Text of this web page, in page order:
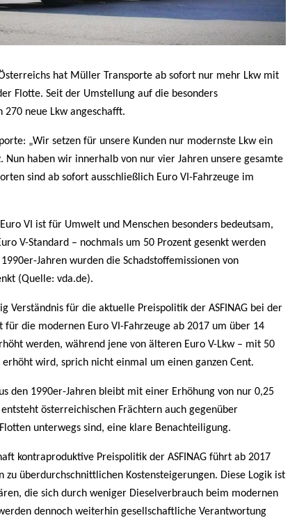
hat Müller Transporte ab sofort nur mehr Lkw mit
Flotte. Seit der Umstellung auf die besonders
neue Lkw angeschafft.
„Wir setzen für unsere Kunden nur modernste Lkw ein
haben wir innerhalb von nur vier Jahren unsere gesamte
sind ab sofort ausschließlich Euro VI-Fahrzeuge im
VI ist für Umwelt und Menschen besonders bedeutsam,
V-Standard – nochmals um 50 Prozent gesenkt werden
Jahren wurden die Schadstoffemissionen von
(Quelle: vda.de).
Verständnis für die aktuelle Preispolitik der ASFINAG bei der
die modernen Euro VI-Fahrzeuge ab 2017 um über 14
werden, während jene von älteren Euro V-Lkw – mit 50
wird, sprich nicht einmal um einen ganzen Cent.
den 1990er-Jahren bleibt mit einer Erhöhung von nur 0,25
österreichischen Frächtern auch gegenüber
unterwegs sind, eine klare Benachteiligung.
kontraproduktive Preispolitik der ASFINAG führt ab 2017
überdurchschnittlichen Kostensteigerungen. Diese Logik ist
die sich durch weniger Dieselverbrauch beim modernen
dennoch weiterhin gesellschaftliche Verantwortung